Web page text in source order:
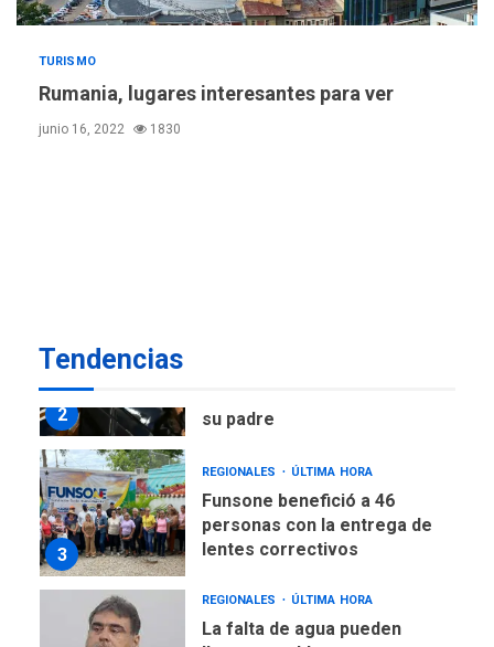
TURISMO
Rumania, lugares interesantes para ver
junio 16, 2022 1830
Tendencias
LATINOAMÉRICA Y CARIBE
explosivos deja un policía
2
su padre
3
REGIONALES ÚLTIMA HORA
Funsone benefició a 46
personas con la entrega de
lentes correctivos
REGIONALES ÚLTIMA HORA
La falta de agua pueden